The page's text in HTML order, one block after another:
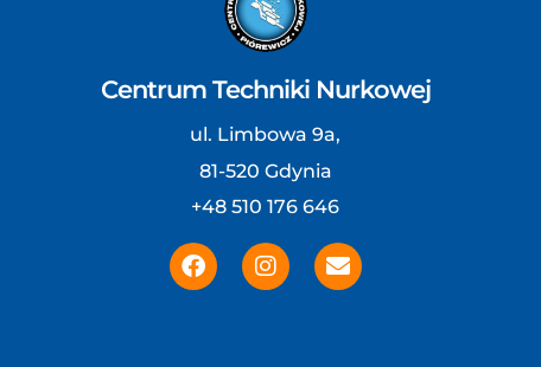
Centrum Techniki Nurkowej
ul. Limbowa 9a,
81-520 Gdynia
+48 510 176 646